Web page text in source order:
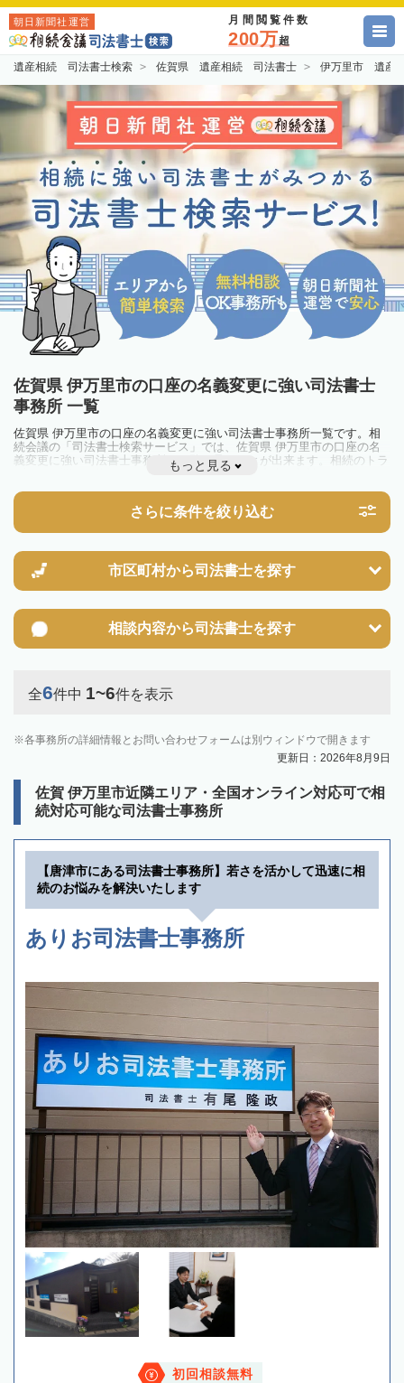
朝日新聞社運営 月間閲覧件数
200万超
遺産相続 司法書士検索 佐賀県 遺産相続 司法書士 伊万里市 遺産
佐賀県 伊万里市の口座の名義変更に強い司法書士
事務所 一覧
佐賀県 伊万里市の口座の名義変更に強い司法書士事務所一覧です。相
続会議の「司法書士検索サービス」では、佐賀県 伊万里市の口座の名
義変更に強い司法書士事務所を一覧で見ることが出来ます。相続のトラ
ブルやお悩みを抱えている方は一度近隣の司法書士に相談してみましょ
もっと見る
さらに条件を絞り込む
市区町村から司法書士を探す
相談内容から司法書士を探す
全6件中 1~6件を表示
各事務所の詳細情報とお問い合わせフォームは別ウィンドウで開きます
更新日：2026年8月9日
佐賀 伊万里市近隣エリア・全国オンライン対応可で相
続対応可能な司法書士事務所
【唐津市にある司法書士事務所】若さを活かして迅速に相
続のお悩みを解決いたします
ありお司法書士事務所
初回相談無料